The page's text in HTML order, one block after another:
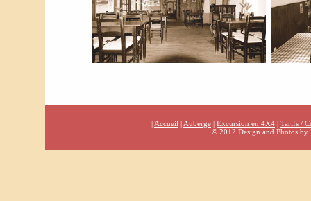
| Accueil | Auberge | Excursion en 4X4 | Tarifs /
© 2012 Design and Photos